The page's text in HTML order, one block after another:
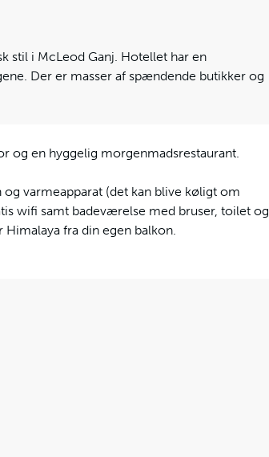
stil i McLeod Ganj. Hotellet har en
Der er masser af spændende butikker og
og en hyggelig morgenmadsrestaurant.
varmeapparat (det kan blive køligt om
wifi samt badeværelse med bruser, toilet og
fra din egen balkon.